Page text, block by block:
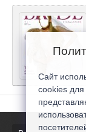
Сайт
cookies